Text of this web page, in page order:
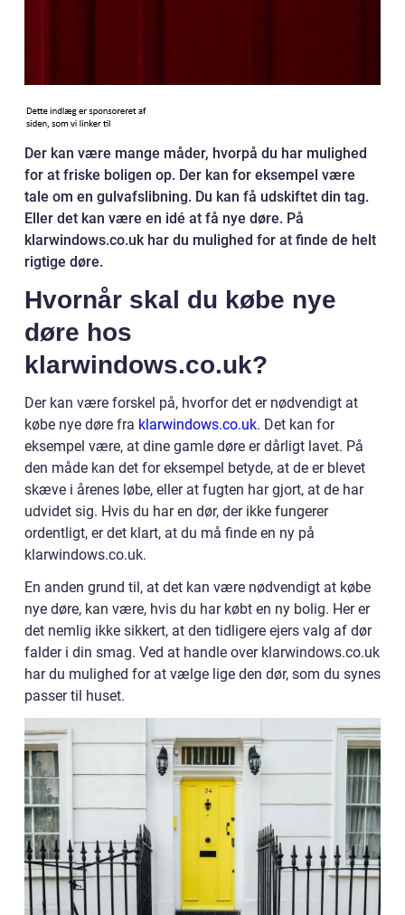
Der kan være mange måder, hvorpå du har mulighed
for at friske boligen op. Der kan for eksempel være
tale om en gulvafslibning. Du kan få udskiftet din tag.
Eller det kan være en idé at få nye døre. På
klarwindows.co.uk har du mulighed for at finde de helt
rigtige døre.
Hvornår skal du købe nye
døre hos
klarwindows.co.uk?
Der kan være forskel på, hvorfor det er nødvendigt at
købe nye døre fra klarwindows.co.uk. Det kan for
eksempel være, at dine gamle døre er dårligt lavet. På
den måde kan det for eksempel betyde, at de er blevet
skæve i årenes løbe, eller at fugten har gjort, at de har
udvidet sig. Hvis du har en dør, der ikke fungerer
ordentligt, er det klart, at du må finde en ny på
klarwindows.co.uk.
En anden grund til, at det kan være nødvendigt at købe
nye døre, kan være, hvis du har købt en ny bolig. Her er
det nemlig ikke sikkert, at den tidligere ejers valg af dør
falder i din smag. Ved at handle over klarwindows.co.uk
har du mulighed for at vælge lige den dør, som du synes
passer til huset.